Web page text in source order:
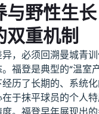
与野性生
双重机制
，必须回溯曼城青
福登是典型的“温室
历了长期的、系统化
于抹平球员的个人